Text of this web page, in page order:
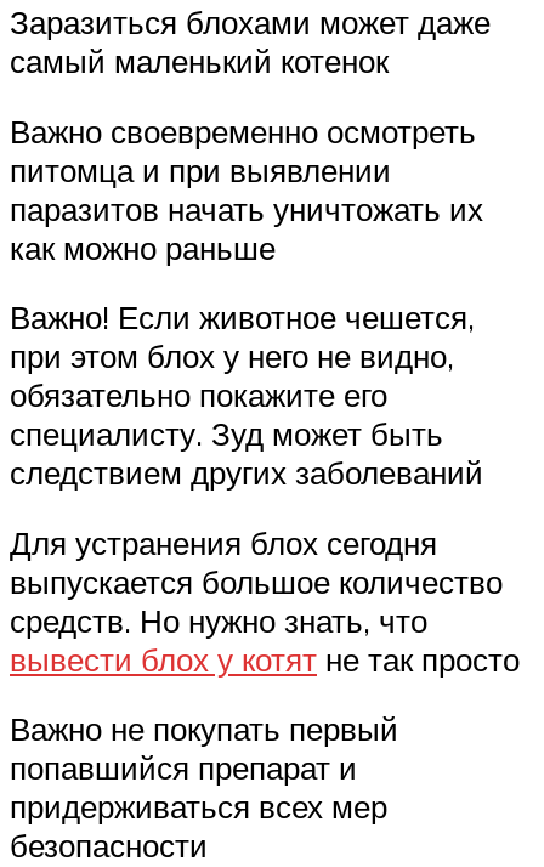
Заразиться блохами может даже
самый маленький котенок
Важно своевременно осмотреть
питомца и при выявлении
паразитов начать уничтожать их
как можно раньше
Важно! Если животное чешется,
при этом блох у него не видно,
обязательно покажите его
специалисту. Зуд может быть
следствием других заболеваний
Для устранения блох сегодня
выпускается большое количество
средств. Но нужно знать, что
вывести блох у котят не так просто
Важно не покупать первый
попавшийся препарат и
придерживаться всех мер
безопасности